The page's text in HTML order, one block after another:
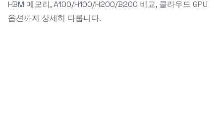
HBM 메모리, A100/H100/H200/B200 비교, 클라우드 GPU
옵션까지 상세히 다룹니다.